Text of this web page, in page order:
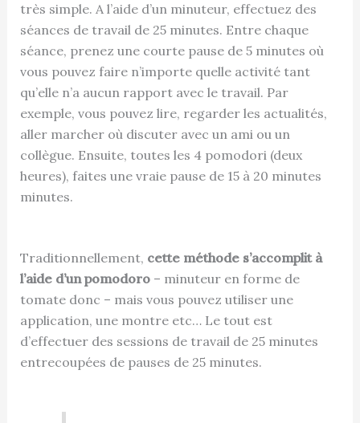
très simple. A l’aide d’un minuteur, effectuez des
séances de travail de 25 minutes. Entre chaque
séance, prenez une courte pause de 5 minutes où
vous pouvez faire n’importe quelle activité tant
qu’elle n’a aucun rapport avec le travail. Par
exemple, vous pouvez lire, regarder les actualités,
aller marcher où discuter avec un ami ou un
collègue. Ensuite, toutes les 4 pomodori (deux
heures), faites une vraie pause de 15 à 20 minutes
minutes.
Traditionnellement, cette méthode s’accomplit à
l’aide d’un pomodoro– minuteur en forme de
tomate donc – mais vous pouvez utiliser une
application, une montre etc… Le tout est
d’effectuer des sessions de travail de 25 minutes
entrecoupées de pauses de 25 minutes.